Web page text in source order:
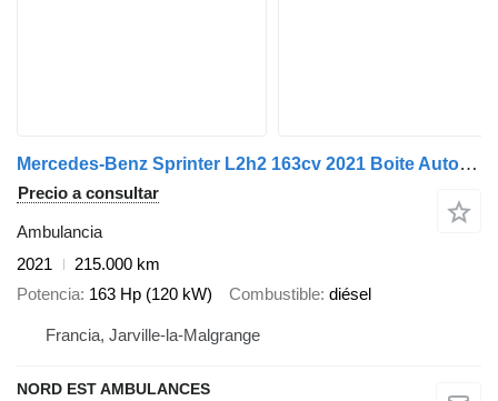
Mercedes-Benz Sprinter L2h2 163cv 2021 Boite Automatique
Precio a consultar
Ambulancia
2021
215.000 km
Potencia 163 Hp (120 kW) Combustible diésel
Francia, Jarville-la-Malgrange
NORD EST AMBULANCES